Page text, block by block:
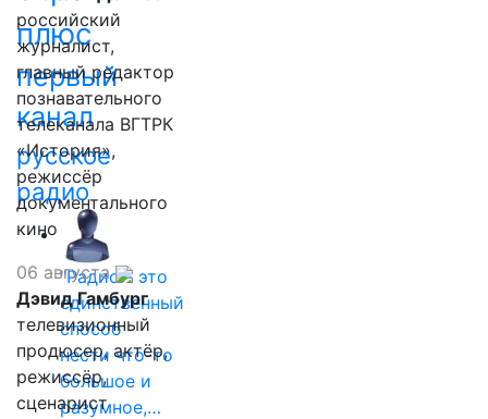
плюс
первый
канал
русское
радио
"Радио - это
единственный
способ
нести что-то
большое и
разумное,…
российский
журналист,
главный редактор
познавательного
телеканала ВГТРК
«История»,
режиссёр
документального
кино
06 августа
Дэвид Гамбург
телевизионный
продюсер, актёр,
режиссёр,
сценарист